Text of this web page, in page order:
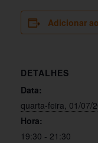
Adicionar
DETALHES
Data:
quarta-feira, 01/07/
Hora:
19:30 - 21:30